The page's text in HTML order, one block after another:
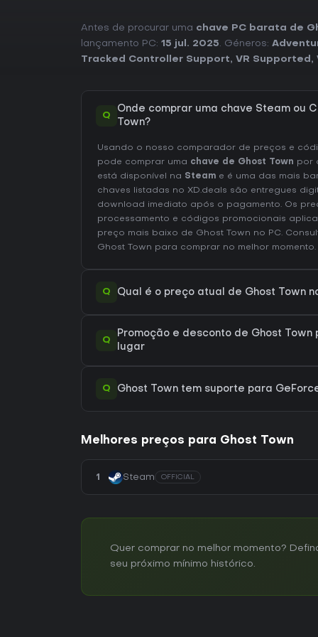
Antes de procurar uma chave PC barata de
lançamento PC: 15 jul. 2025. Géneros:
Tracked Controller Support, VR Supported ,
Q
Onde comprar uma chave Steam ou
Town?
Usando o nosso comparador de preços e
pode comprar uma chave de Ghost Town por
está disponível na Steam e é uma das mais
chaves listadas no XD.deals são entregues
download imediato após o pagamento. Os
processamento e códigos promocionais
preço mais baixo de Ghost Town no PC.
Ghost Town para comprar no melhor momento.
Q Qual é o preço atual de Ghost Town
Q
Promoção e desconto de Ghost Town
lugar
Q Ghost Town tem suporte para
Melhores preços para Ghost Town
1 Steam OFFICIAL
Quer comprar no melhor momento?
seu próximo mínimo histórico.